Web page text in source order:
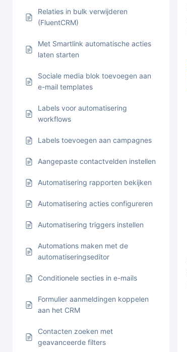
Relaties in bulk verwijderen
(FluentCRM)
Met Smartlink automatische acties
laten starten
Sociale media blok toevoegen aan
e-mail templates
Labels voor automatisering
workflows
Labels toevoegen aan campagnes
Aangepaste contactvelden instellen
Automatisering rapporten bekijken
Automatisering acties configureren
Automatisering triggers instellen
Automations maken met de
automatiseringseditor
Conditionele secties in e-mails
Formulier aanmeldingen koppelen
aan het CRM
Contacten zoeken met
geavanceerde filters